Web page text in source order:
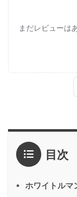
まだレビューは
4点
3点
2点
1点
感想 * 目次
ホワイトルマ